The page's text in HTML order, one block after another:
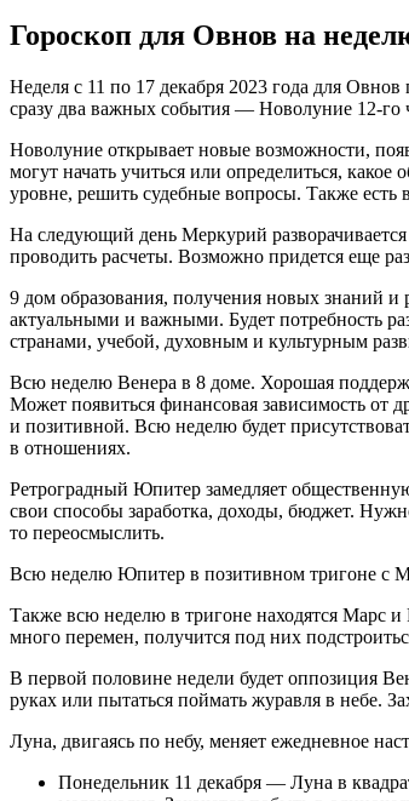
Гороскоп для Овнов на
Неделя с 11 по 17 декабря 2023 года для
сразу два важных события — Новолуние 12-го
Новолуние открывает новые возможности,
могут начать учиться или определиться,
уровне, решить судебные вопросы. Также есть
На следующий день Меркурий
проводить расчеты. Возможно придется еще
9 дом образования, получения новых знаний и
актуальными и важными. Будет потребность
странами, учебой, духовным и культурным
Всю неделю Венера в 8 доме. Хорошая
Может появиться финансовая зависимость от
и позитивной. Всю неделю будет
в отношениях.
Ретроградный Юпитер замедляет
свои способы заработка, доходы, бюджет.
то переосмыслить.
Всю неделю Юпитер в позитивном тригоне с
Также всю неделю в тригоне находятся Марс
много перемен, получится под них
В первой половине недели будет оппозиция
руках или пытаться поймать журавля в небе.
Луна, двигаясь по небу, меняет ежедневное
Понедельник 11 декабря — Луна в